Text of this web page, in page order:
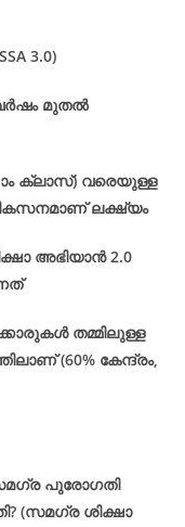
3.0)
മുതൽ
ക്ലാസ്) വരെയുള്ള
ലക്ഷ്യം
അഭിയാൻ 2.0
തമ്മിലുള്ള
(60% കേന്ദ്രം,
പുരോഗതി
(സമഗ്ര ശിക്ഷാ